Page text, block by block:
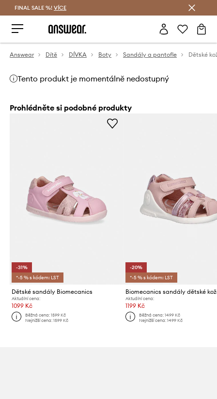
FINAL SALE %! VÍCE
Answear Dítě DÍVKA Boty Sandály a pantofle
Tento produkt je momentálně nedostupný
Prohlédněte si podobné produkty
-31%
*-5 % s kódem: LST
Dětské sandály Biomecanics
Aktuální cena:
1099 Kč
Běžná cena:1599 Kč
Nejnižší cena:1599 Kč
-20%
*-5 % s kódem: LST
Biomecanics sandály dětské
Aktuální cena:
1199 Kč
Běžná cena: 1499 Kč
Nejnižší cena: 1499 Kč